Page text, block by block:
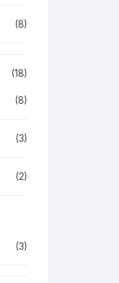
(8)
(18)
(8)
(3)
(2)
(3)